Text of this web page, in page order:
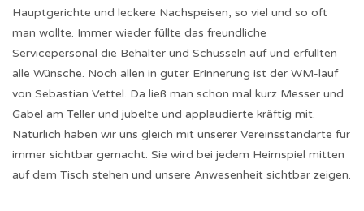
Hauptgerichte und leckere Nachspeisen, so viel und so oft
man wollte. Immer wieder füllte das freundliche
Servicepersonal die Behälter und Schüsseln auf und erfüllten
alle Wünsche. Noch allen in guter Erinnerung ist der WM-lauf
von Sebastian Vettel. Da ließ man schon mal kurz Messer und
Gabel am Teller und jubelte und applaudierte kräftig mit.
Natürlich haben wir uns gleich mit unserer Vereinsstandarte für
immer sichtbar gemacht. Sie wird bei jedem Heimspiel mitten
auf dem Tisch stehen und unsere Anwesenheit sichtbar zeigen.